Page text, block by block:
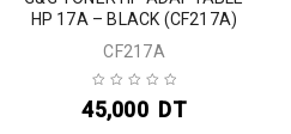
HP 17A – BLACK (CF217A)
CF217A
45,000 DT